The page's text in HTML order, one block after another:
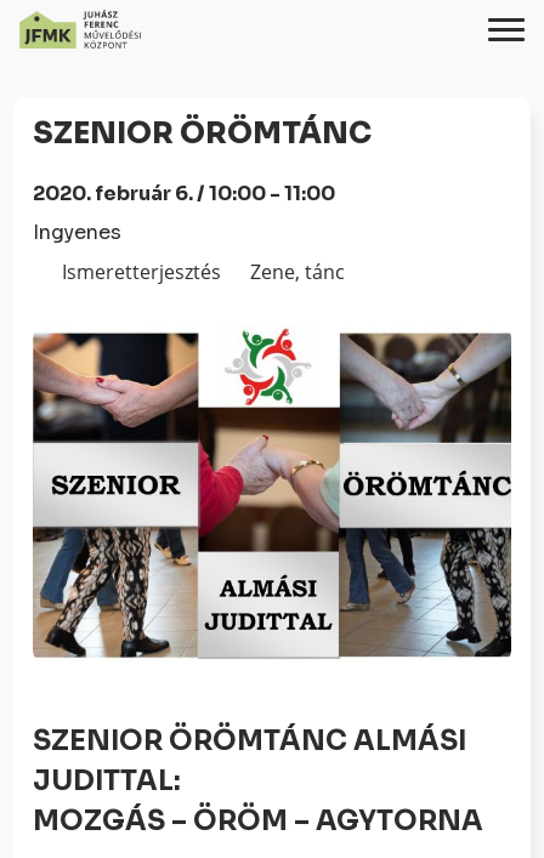
Content
navigációhozSZENIOR ÖRÖMTÁNC
2020. február 6. / 10:00 - 11:00
Ingyenes
Ismeretterjesztés Zene, tánc
SZENIOR ÖRÖMTÁNC ALMÁSI
JUDITTAL:
MOZGÁS – ÖRÖM – AGYTORNA